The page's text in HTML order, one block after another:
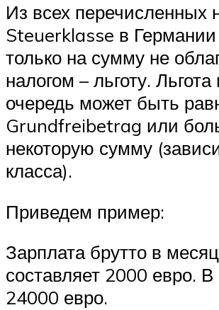
Из всех перечисленных
Steuerklasse в Германии
только на сумму не
налогом – льготу.
очередь может быть
Grundfreibetrag или
некоторую сумму
класса).
Приведем пример:
Зарплата брутто в месяц
составляет 2000 евро. В
24000 евро.